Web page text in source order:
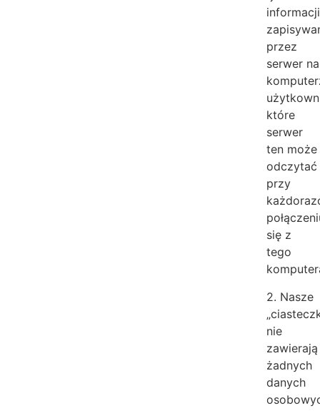
informacji
przez
serwer na
które
serwer
ten może
odczytać
przy
się z
tego
2. Nasze
nie
zawierają
żadnych
danych